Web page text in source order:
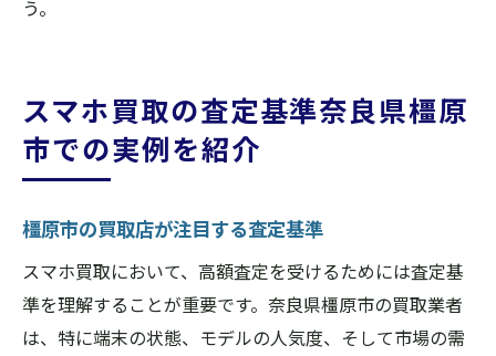
う。
スマホ買取の査定基準奈良県橿原
市での実例を紹介
橿原市の買取店が注目する査定基準
スマホ買取において、高額査定を受けるためには査定基
準を理解することが重要です。奈良県橿原市の買取業者
は、特に端末の状態、モデルの人気度、そして市場の需